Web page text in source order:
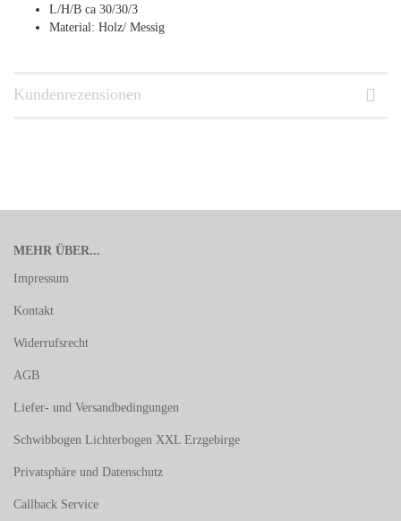
L/H/B ca 30/30/3
Material: Holz/ Messig
Kundenrezensionen
MEHR ÜBER...
Impressum
Kontakt
Widerrufsrecht
AGB
Liefer- und Versandbedingungen
Schwibbogen Lichterbogen XXL Erzgebirge
Privatsphäre und Datenschutz
Callback Service